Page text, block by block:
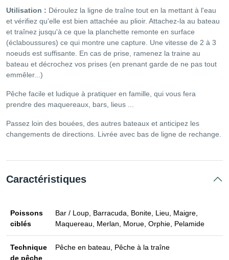
Utilisation : Déroulez la ligne de traîne tout en la mettant à l'eau
et vérifiez qu'elle est bien attachée au plioir. Attachez-la au bateau
et traînez jusqu'à ce que la planchette remonte en surface
(éclaboussures) ce qui montre une capture. Une vitesse de 2 à 3
noeuds est suffisante. En cas de prise, ramenez la traine au
bateau et décrochez vos prises (en prenant garde de ne pas tout
emmêler...)
Pêche facile et ludique à pratiquer en famille, qui vous fera
prendre des maquereaux, bars, lieus ...
Passez loin des bouées, des autres bateaux et anticipez les
changements de directions. Livrée avec bas de ligne de rechange.
Caractéristiques
Poissons
ciblés
Bar / Loup, Barracuda, Bonite, Lieu, Maigre,
Maquereau, Merlan, Morue, Orphie, Pelamide
Technique
de pêche
Pêche en bateau, Pêche à la traîne